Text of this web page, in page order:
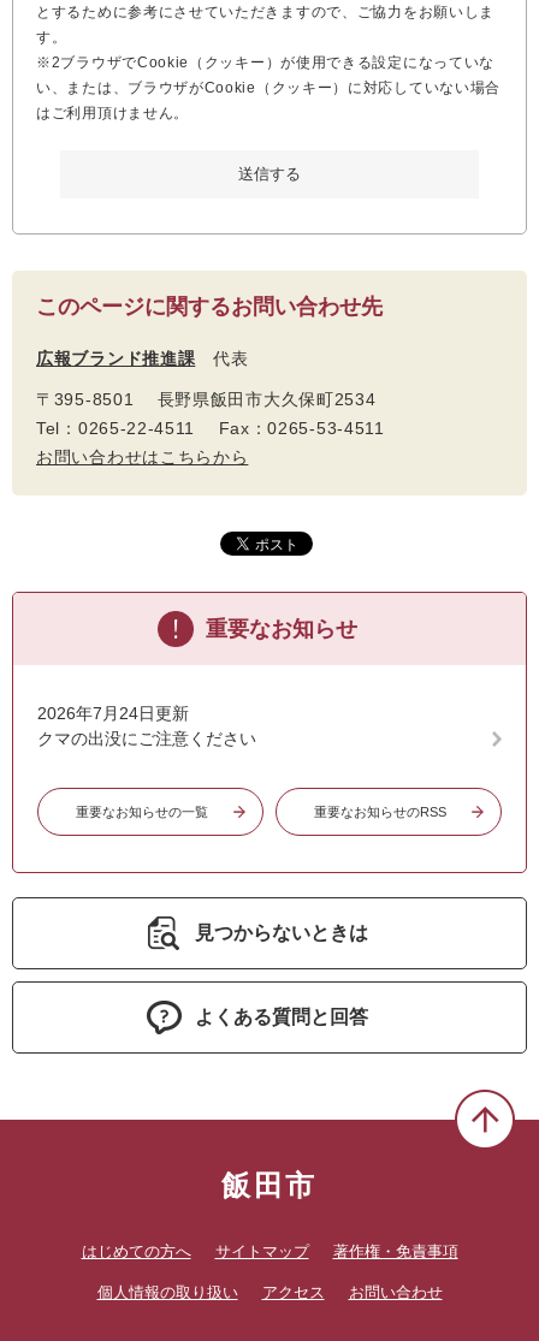
とするために参考にさせていただきますので、ご協力をお願いしま
す。
※2ブラウザでCookie（クッキー）が使用できる設定になっていな
い、または、ブラウザがCookie（クッキー）に対応していない場合
はご利用頂けません。
このページに関するお問い合わせ先
広報ブランド推進課 代表
〒395-8501 長野県飯田市大久保町2534
Tel：0265-22-4511 Fax：0265-53-4511
お問い合わせはこちらから
重要なお知らせ
2026年7月24日更新
クマの出没にご注意ください
重要なお知らせの一覧 重要なお知らせのRSS
見つからないときは
よくある質問と回答
飯田市
はじめての方へ サイトマップ 著作権・免責事項
個人情報の取り扱い アクセス お問い合わせ